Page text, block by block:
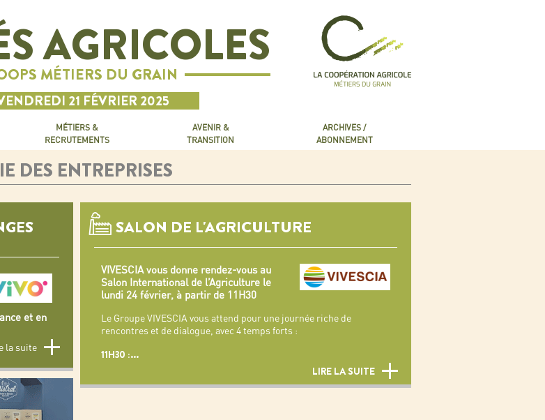
AGRICOLES
MÉTIERS DU GRAIN
21 FÉVRIER 2025
MÉTIERS &
RECRUTEMENTS
AVENIR &
TRANSITION
ARCHIVES /
ABONNEMENT
DES ENTREPRISES
et en
la suite
SALON DE L'AGRICULTURE
VIVESCIA vous donne rendez-vous au
Salon International de l’Agriculture le
lundi 24 février, à partir de 11H30
Le Groupe VIVESCIA vous attend pour une journée riche de
rencontres et de dialogue, avec 4 temps forts :
11H30 :...
LIRE LA SUITE